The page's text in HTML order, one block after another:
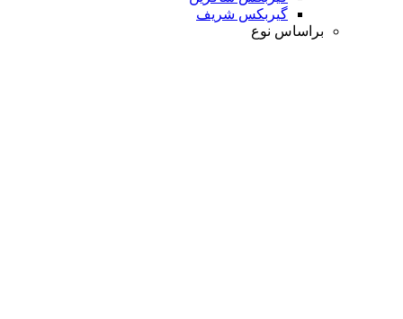
گیربکس شریف
براساس نوع